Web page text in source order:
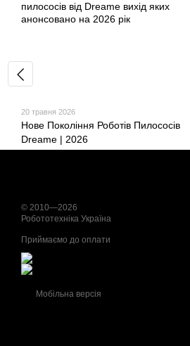
20 травня 2026
Нове Покоління Роботів Пилососів
Dreame | 2026
© 2010—2026
Робототехніка Україна
Приймаємо до оплати
Мобільна версія